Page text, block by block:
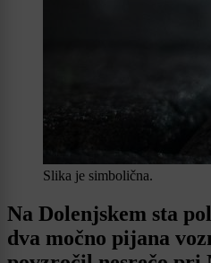
Slika je simbolična.
Na Dolenjskem sta
dva močno pijana